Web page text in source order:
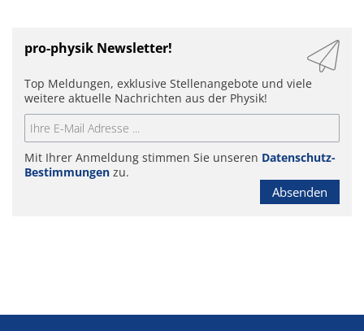
pro-physik Newsletter!
Top Meldungen, exklusive Stellenangebote und viele
weitere aktuelle Nachrichten aus der Physik!
Mit Ihrer Anmeldung stimmen Sie unseren Datenschutz-
Bestimmungen zu.
Absenden